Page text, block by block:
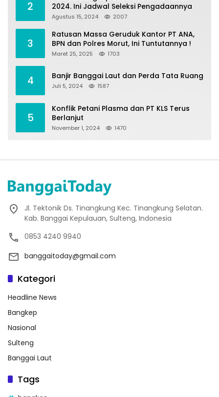
2
2024. Ini Jadwal Seleksi Pengadaannya
Agustus 15, 2024 2007
3
Ratusan Massa Geruduk Kantor PT ANA,
BPN dan Polres Morut, Ini Tuntutannya !
Maret 25, 2025 1703
4 Banjir Banggai Laut dan Perda Tata Ruang
Juli 5, 2024 1587
5
Konflik Petani Plasma dan PT KLS Terus
Berlanjut
November 1, 2024 1470
Jl. Tektonik Ds. Tinangkung Kec. Tinangkung Selatan.
Kab. Banggai Kepulauan, Sulteng, Indonesia
0853 4240 9940
banggaitoday@gmail.com
Kategori
Headline News
Bangkep
Nasional
Sulteng
Banggai Laut
Tags